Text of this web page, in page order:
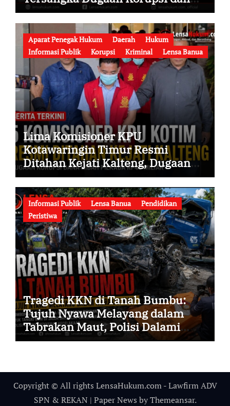
TPPU, Datang ke Kejaksaan Agung
Mengenakan Rompi Tahanan
Aparat Penegak Hukum Daerah
Hukum
Informasi Publik
Korupsi Kriminal Lensa Banua
Lima Komisioner KPU
Kotawaringin Timur Resmi
Ditahan Kejati Kalteng, Dugaan
Korupsi Dana Hibah Pilkada Rp40
Miliar Memasuki Babak Baru
Informasi Publik Lensa Banua
Pendidikan
Peristiwa
Tragedi KKN di Tanah Bumbu:
Tujuh Nyawa Melayang dalam
Tabrakan Maut, Polisi Dalami
Seluruh Faktor Penyebab
Copyright © All rights LensaHukum.com - Lawfirm ADV
SPN & REKAN | Paper News byThemeansar.